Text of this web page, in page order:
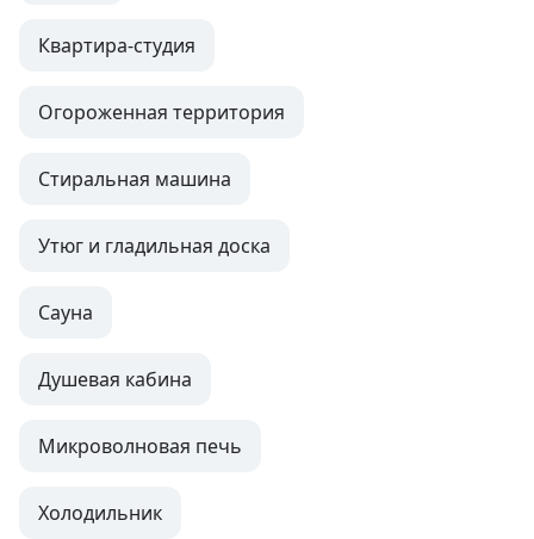
Квартира-студия
Огороженная территория
Стиральная машина
Утюг и гладильная доска
Сауна
Душевая кабина
Микроволновая печь
Холодильник